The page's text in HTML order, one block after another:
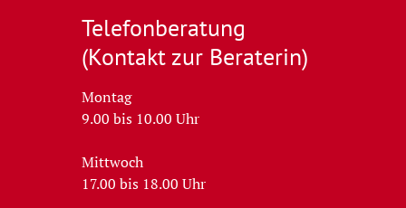
Telefon­beratung
(Kontakt zur Beraterin)
Montag
9.00 bis 10.00 Uhr
Mittwoch
17.00 bis 18.00 Uhr